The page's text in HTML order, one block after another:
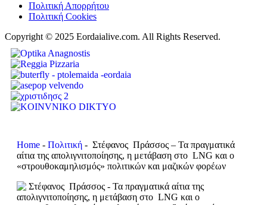
Πολιτική Απορρήτου
Πολιτική Cookies
Copyright © 2025 Eordaialive.com. All Rights Reserved.
Home - Πολιτική - Στέφανος Πράσσος – Τα πραγματικά
αίτια της απολιγνιτοποίησης, η μετάβαση στο LNG και ο
«στρουθοκαμηλισμός» πολιτικών και μαζικών φορέων